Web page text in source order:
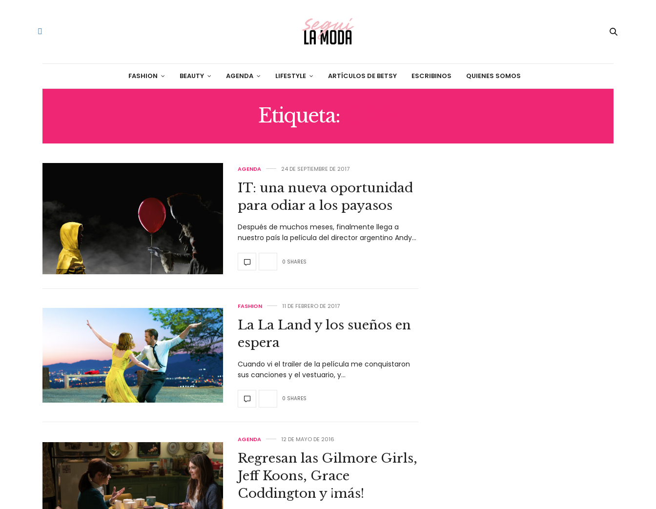
FASHION BEAUTY AGENDA LIFESTYLE ARTÍCULOS DE BETSY ESCRIBINOS QUIENES SOMOS
Etiqueta:
AGENDA 24 DE SEPTIEMBRE DE 2017
IT: una nueva oportunidad
para odiar a los payasos
Después de muchos meses, finalmente llega a
nuestro país la película del director argentino Andy…
0 SHARES
FASHION 11 DE FEBRERO DE 2017
La La Land y los sueños en
espera
Cuando vi el trailer de la película me conquistaron
sus canciones y el vestuario, y…
0 SHARES
AGENDA 12 DE MAYO DE 2016
Regresan las Gilmore Girls,
Jeff Koons, Grace
Coddington y ¡más!